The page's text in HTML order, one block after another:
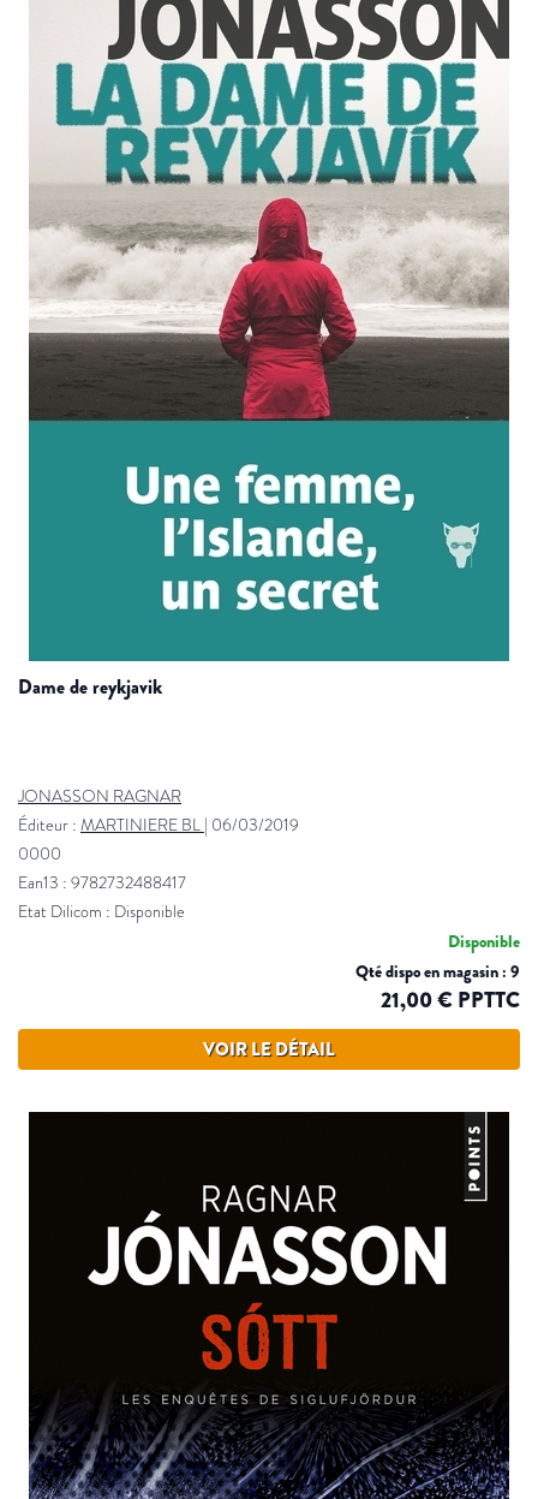
dame de reykjavik
JONASSON RAGNAR
Éditeur : MARTINIERE BL | 06/03/2019
0000
Ean13 : 9782732488417
Etat Dilicom : Disponible
Disponible
Qté dispo en magasin : 9
21,00 € PPTTC
VOIR LE DÉTAIL